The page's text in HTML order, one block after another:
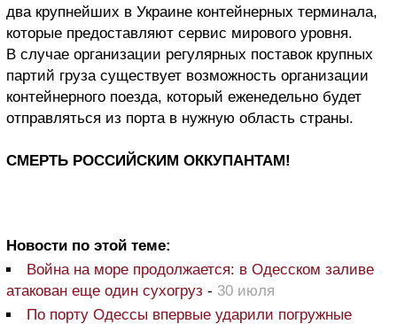
два крупнейших в Украине контейнерных терминала,
которые предоставляют сервис мирового уровня.
В случае организации регулярных поставок крупных
партий груза существует возможность организации
контейнерного поезда, который еженедельно будет
отправляться из порта в нужную область страны.
СМЕРТЬ РОССИЙСКИМ ОККУПАНТАМ!
Новости по этой теме:
Война на море продолжается: в Одесском заливе
атакован еще один сухогруз - 30 июля
По порту Одессы впервые ударили погружные